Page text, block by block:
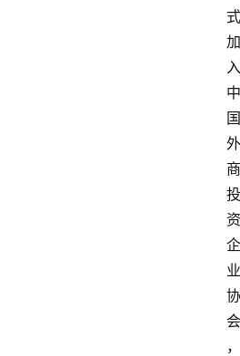
式
加
入
中
国
外
商
投
资
企
业
协
会
，